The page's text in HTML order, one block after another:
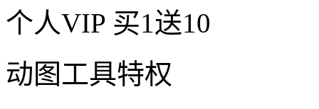
个人VIP 买1送10
动图工具特权